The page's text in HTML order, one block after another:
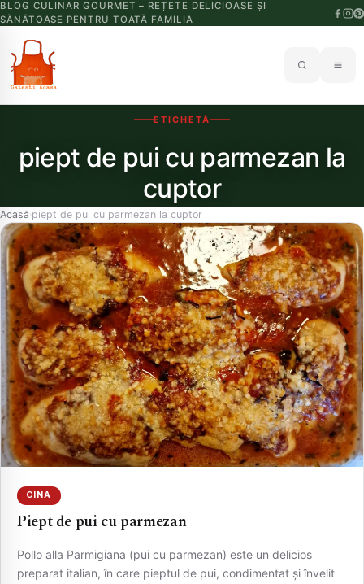
BLOG CULINAR GOURMET – REȚETE DELICIOASE ȘI
SĂNĂTOASE PENTRU TOATĂ FAMILIA
CAUTA
ETICHETĂ
piept de pui cu parmezan la
cuptor
Acasă›piept de pui cu parmezan la cuptor
CINA
Piept de pui cu parmezan
Pollo alla Parmigiana (pui cu parmezan) este un delicios
preparat italian, în care pieptul de pui, condimentat și învelit